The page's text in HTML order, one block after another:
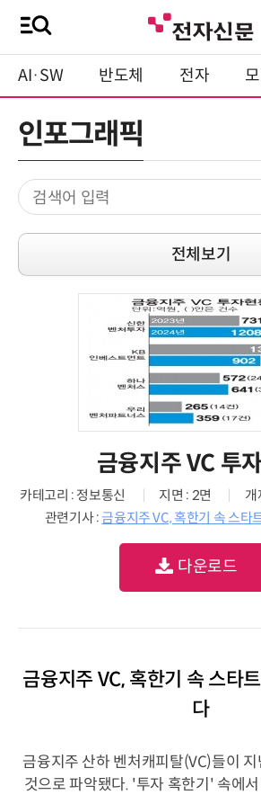
AI·SW 반도체 전자
인포그래픽
전체보기
금융지주 VC 투
카테고리 : 정보통신 지면 : 2면
개
관련기사 :금융지주 VC, 혹한기 속 스타
다운로드
금융지주 VC, 혹한기 속 스타
다
금융지주 산하 벤처캐피탈(VC)들이
것으로 파악됐다. '투자 혹한기' 속에